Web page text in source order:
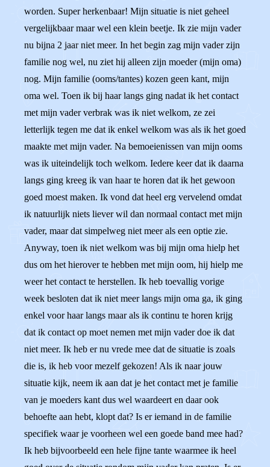
worden. Super herkenbaar! Mijn situatie is niet geheel
vergelijkbaar maar wel een klein beetje. Ik zie mijn vader
nu bijna 2 jaar niet meer. In het begin zag mijn vader zijn
familie nog wel, nu ziet hij alleen zijn moeder (mijn oma)
nog. Mijn familie (ooms/tantes) kozen geen kant, mijn
oma wel. Toen ik bij haar langs ging nadat ik het contact
met mijn vader verbrak was ik niet welkom, ze zei
letterlijk tegen me dat ik enkel welkom was als ik het goed
maakte met mijn vader. Na bemoeienissen van mijn ooms
was ik uiteindelijk toch welkom. Iedere keer dat ik daarna
langs ging kreeg ik van haar te horen dat ik het gewoon
goed moest maken. Ik vond dat heel erg vervelend omdat
ik natuurlijk niets liever wil dan normaal contact met mijn
vader, maar dat simpelweg niet meer als een optie zie.
Anyway, toen ik niet welkom was bij mijn oma hielp het
dus om het hierover te hebben met mijn oom, hij hielp me
weer het contact te herstellen. Ik heb toevallig vorige
week besloten dat ik niet meer langs mijn oma ga, ik ging
enkel voor haar langs maar als ik continu te horen krijg
dat ik contact op moet nemen met mijn vader doe ik dat
niet meer. Ik heb er nu vrede mee dat de situatie is zoals
die is, ik heb voor mezelf gekozen! Als ik naar jouw
situatie kijk, neem ik aan dat je het contact met je familie
van je moeders kant dus wel waardeert en daar ook
behoefte aan hebt, klopt dat? Is er iemand in de familie
specifiek waar je voorheen wel een goede band mee had?
Ik heb bijvoorbeeld een hele fijne tante waarmee ik heel